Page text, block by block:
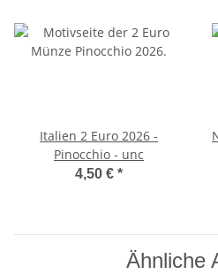
Italien 2 Euro 2026 -
Pinocchio - unc
4,50 € *
Ähnliche